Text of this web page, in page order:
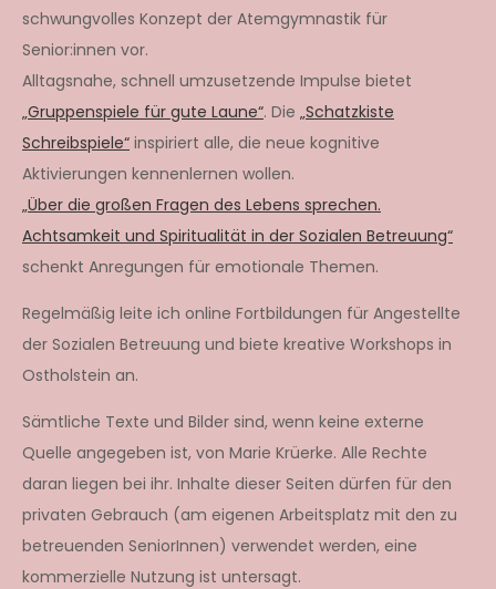
schwungvolles Konzept der Atemgymnastik für
Senior:innen vor.
Alltagsnahe, schnell umzusetzende Impulse bietet
„Gruppenspiele für gute Laune“. Die „Schatzkiste
Schreibspiele“ inspiriert alle, die neue kognitive
Aktivierungen kennenlernen wollen.
„Über die großen Fragen des Lebens sprechen.
Achtsamkeit und Spiritualität in der Sozialen Betreuung“
schenkt Anregungen für emotionale Themen.
Regelmäßig leite ich online Fortbildungen für Angestellte
der Sozialen Betreuung und biete kreative Workshops in
Ostholstein an.
Sämtliche Texte und Bilder sind, wenn keine externe
Quelle angegeben ist, von Marie Krüerke. Alle Rechte
daran liegen bei ihr. Inhalte dieser Seiten dürfen für den
privaten Gebrauch (am eigenen Arbeitsplatz mit den zu
betreuenden SeniorInnen) verwendet werden, eine
kommerzielle Nutzung ist untersagt.